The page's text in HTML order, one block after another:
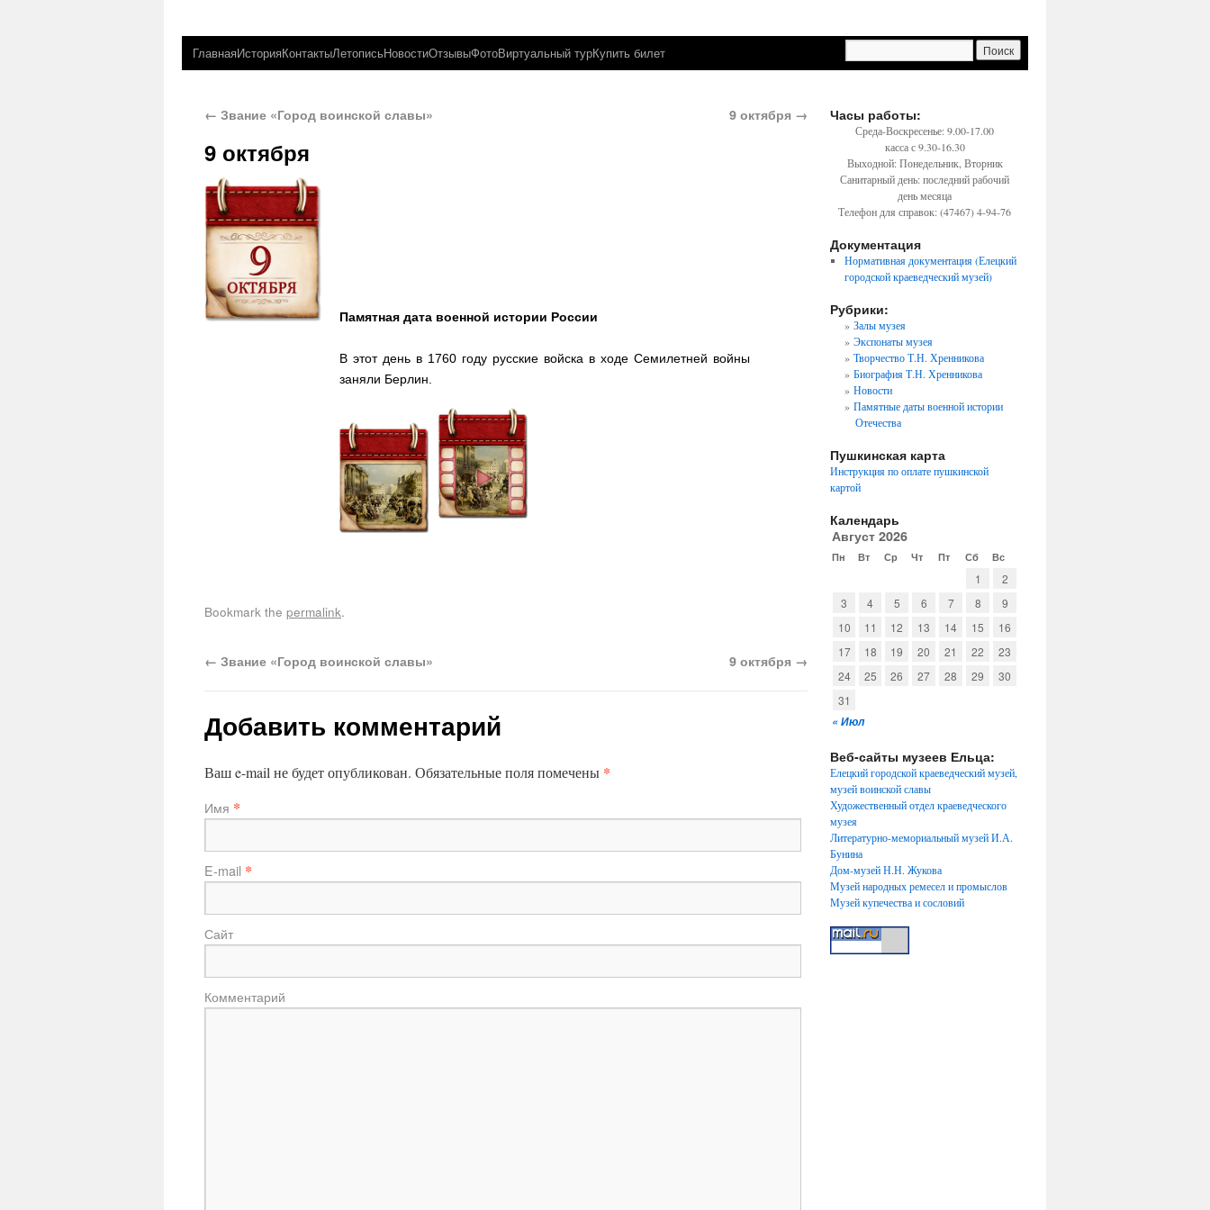
ГлавнаяИсторияКонтактыЛетописьНовостиОтзывыФотоВиртуальный турКупить билет
← Звание «Город воинской славы» 9 октября →
9 октября
Памятная дата военной истории России
В этот день в 1760 году русские войска в ходе Семилетней войны
заняли Берлин.
Bookmark the permalink.
← Звание «Город воинской славы» 9 октября →
Добавить комментарий
Ваш e-mail не будет опубликован. Обязательные поля помечены *
Имя *
E-mail *
Сайт
Комментарий
Часы работы:
Среда-Воскресенье: 9.00-17.00
касса с 9.30-16.30
Выходной: Понедельник, Вторник
Санитарный день: последний рабочий
день месяца
Телефон для справок: (47467) 4-94-76
Документация
Нормативная документация (Елецкий
городской краеведческий музей)
Рубрики:
Залы музея
Экспонаты музея
Творчество Т.Н. Хренникова
Биография Т.Н. Хренникова
Новости
Памятные даты военной истории
Отечества
Пушкинская карта
Инструкция по оплате пушкинской
картой
Календарь
Август 2026
Пн Вт Ср Чт Пт Сб Вс
« Июл
1
2
3
4 5 6 7 8
9
10
11 12 13 14 15
16
17
18 19 20 21 22
23
24
25 26 27 28 29
30
31
Веб-сайты музеев Ельца:
Елецкий городской краеведческий музей,
музей воинской славы
Художественный отдел краеведческого
музея
Литературно-мемориальный музей И.А.
Бунина
Дом-музей Н.Н. Жукова
Музей народных ремесел и промыслов
Музей купечества и сословий